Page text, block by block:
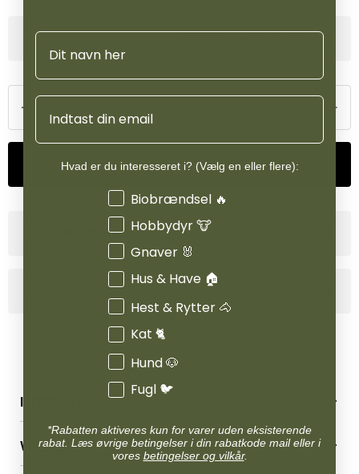
Se lagerstatus i vores butikker
Tilføj til kurv
Produktinformation
INFORMATION
Betingelser & vilkår
Reklamations- & fortrydelsesret
Levering & afhentning
VORES BUTIK
Navn
Email
Hvad er du interesseret i? (Vælg en eller flere):
Interesser
Biobrændsel 🔥
Hobbydyr 🐮
Gnaver 🐰
Hus & Have 🏠
Hest & Rytter 🐴
Kat 🐈
Hund 🐶
Fugl 🐦
*Rabatten aktiveres kun for varer uden eksisterende
rabat. Læs øvrige betingelser i din rabatkode mail eller i
vores betingelser og vilkår.